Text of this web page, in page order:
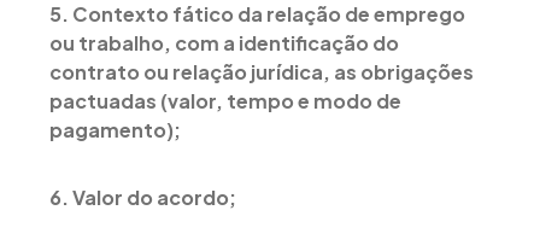
5. Contexto fático da relação de emprego
ou trabalho, com a identificação do
contrato ou relação jurídica, as obrigações
pactuadas (valor, tempo e modo de
pagamento);
6. Valor do acordo;